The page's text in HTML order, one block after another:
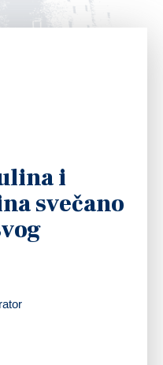
i
svečano